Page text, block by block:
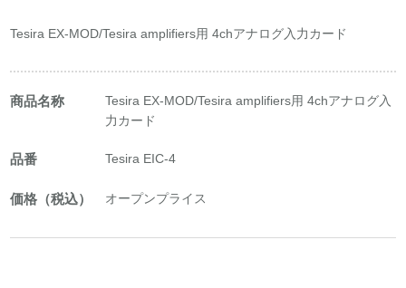
Tesira EX-MOD/Tesira amplifiers用 4chアナログ入力カード
商品名称
Tesira EX-MOD/Tesira amplifiers用 4chアナログ入
力カード
品番 Tesira EIC-4
価格（税込） オープンプライス